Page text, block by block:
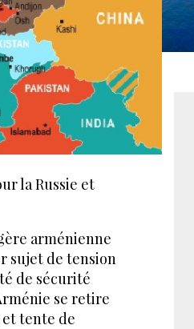
la Russie et
arménienne
sujet de tension
de sécurité
se retire
tente de